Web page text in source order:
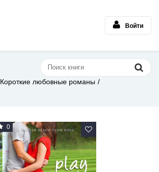
Войти
Короткие любовные романы
0